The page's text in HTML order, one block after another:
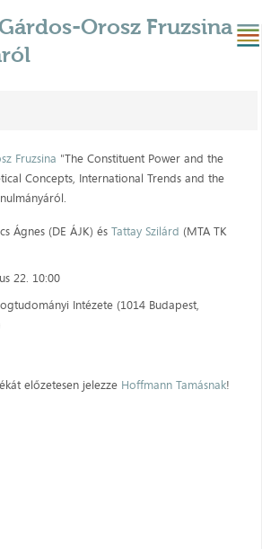
Orosz Fruzsina
Fruzsina "The Constituent Power and the
Concepts, International Trends and the
Ágnes (DE ÁJK) és Tattay Szilárd (MTA TK
22. 10:00
Intézete (1014 Budapest,
előzetesen jelezze Hoffmann Tamásnak!